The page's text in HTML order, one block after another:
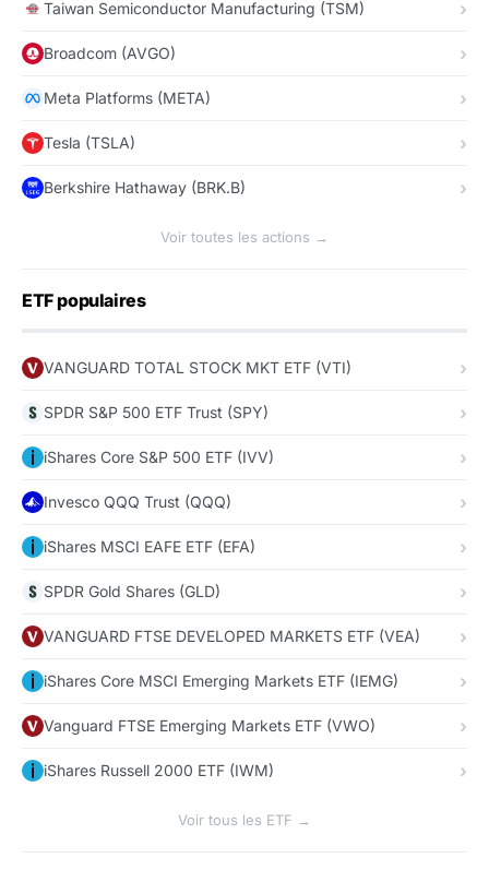
Taiwan Semiconductor Manufacturing (TSM)
Broadcom (AVGO)
Meta Platforms (META)
Tesla (TSLA)
Berkshire Hathaway (BRK.B)
Voir toutes les actions →
ETF populaires
VANGUARD TOTAL STOCK MKT ETF (VTI)
SPDR S&P 500 ETF Trust (SPY)
iShares Core S&P 500 ETF (IVV)
Invesco QQQ Trust (QQQ)
iShares MSCI EAFE ETF (EFA)
SPDR Gold Shares (GLD)
VANGUARD FTSE DEVELOPED MARKETS ETF (VEA)
iShares Core MSCI Emerging Markets ETF (IEMG)
Vanguard FTSE Emerging Markets ETF (VWO)
iShares Russell 2000 ETF (IWM)
Voir tous les ETF →